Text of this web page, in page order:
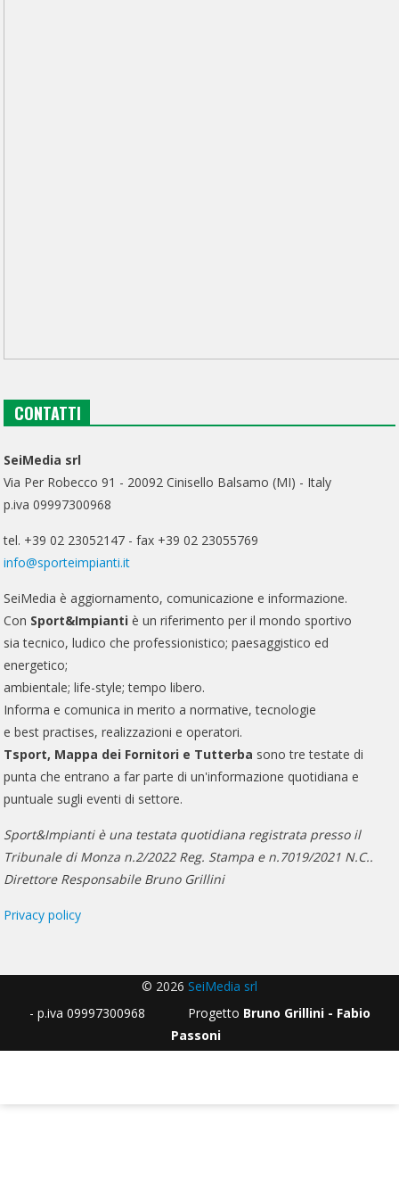
CONTATTI
SeiMedia srl
Via Per Robecco 91 - 20092 Cinisello Balsamo (MI) - Italy
p.iva 09997300968
tel. +39 02 23052147 - fax +39 02 23055769
info@sporteimpianti.it
SeiMedia è aggiornamento, comunicazione e informazione.
Con Sport&Impianti è un riferimento per il mondo sportivo
sia tecnico, ludico che professionistico; paesaggistico ed
energetico;
ambientale; life-style; tempo libero.
Informa e comunica in merito a normative, tecnologie
e best practises, realizzazioni e operatori.
Tsport, Mappa dei Fornitori e Tutterba sono tre testate di
punta che entrano a far parte di un'informazione quotidiana e
puntuale sugli eventi di settore.
Sport&Impianti è una testata quotidiana registrata presso il
Tribunale di Monza n.2/2022 Reg. Stampa e n.7019/2021 N.C..
Direttore Responsabile Bruno Grillini
Privacy policy
© 2026 SeiMedia srl
- p.iva 09997300968 Progetto Bruno Grillini - Fabio
Passoni